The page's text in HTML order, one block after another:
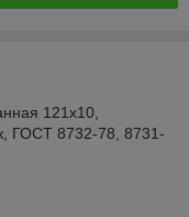
121х10,
ГОСТ 8732-78, 8731-